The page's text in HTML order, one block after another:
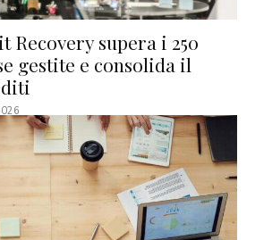
Recovery supera i 250
gestite e consolida il